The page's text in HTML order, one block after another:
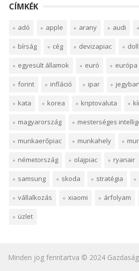
CÍMKÉK
adó apple arany audi
bírság cég devizapiac
egyesült államok euró európa
forint infláció ipar
kata korea kriptovaluta
magyarország mesterséges
munkaerőpiac munkahely
németország olajpiac ryanair
samsung skoda stratégia
vállalkozás xiaomi árfolyam
üzlet
Minden jog fenntartva © 2024